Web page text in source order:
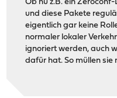
Ob nu z.B. ein
und diese Pakete
eigentlich gar keine
normaler lokaler
ignoriert werden, auch
dafür hat. So müllen sie